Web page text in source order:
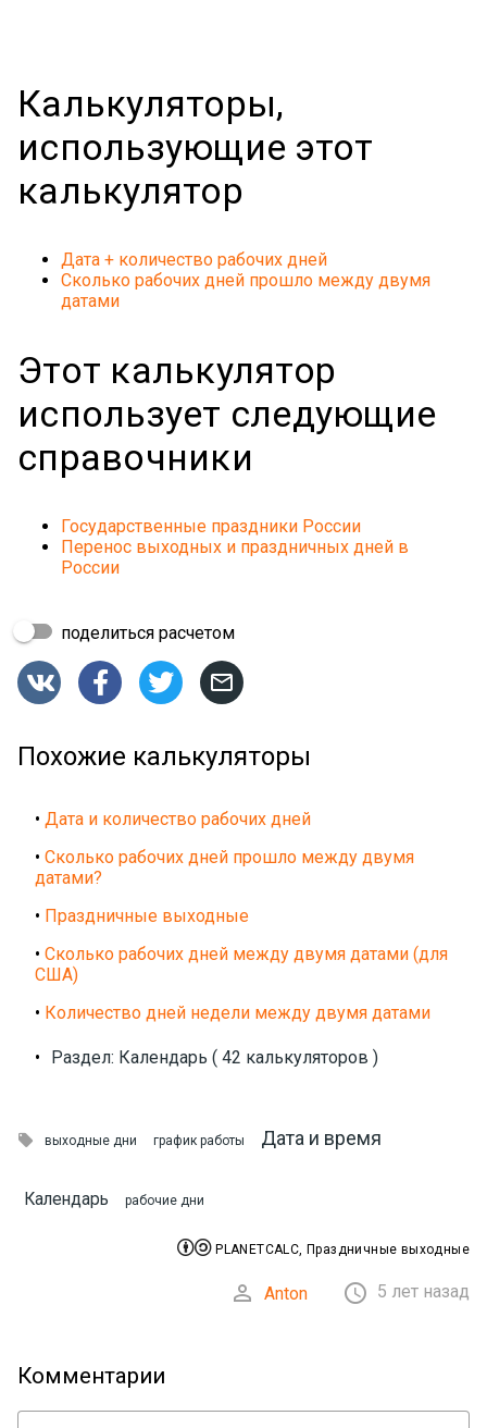
Калькуляторы,
использующие этот
калькулятор
Дата + количество рабочих дней
Сколько рабочих дней прошло между двумя
датами
Этот калькулятор
использует следующие
справочники
Государственные праздники России
Перенос выходных и праздничных дней в
России
поделиться расчетом
   
Похожие калькуляторы
• Дата и количество рабочих дней
• Сколько рабочих дней прошло между двумя
датами?
• Праздничные выходные
• Сколько рабочих дней между двумя датами (для
США)
• Количество дней недели между двумя датами
• Раздел: Календарь ( 42 калькуляторов )
 выходные дни график работы Дата и время
Календарь рабочие дни
PLANETCALC, Праздничные выходные
 Anton  5 лет назад
Комментарии